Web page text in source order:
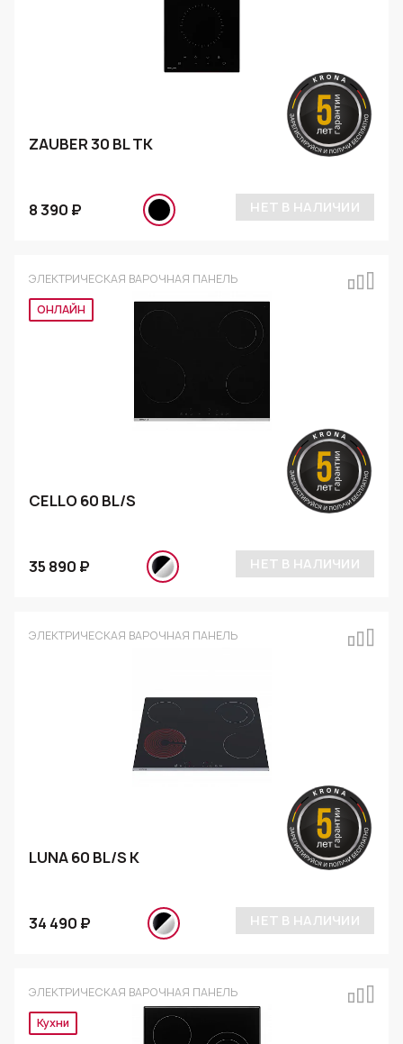
ZAUBER 30 BL TK
8 390 ₽ НЕТ В НАЛИЧИИ
ЭЛЕКТРИЧЕСКАЯ ВАРОЧНАЯ ПАНЕЛЬ
Эксклюзив
CELLO 60 BL/S
35 890 ₽ НЕТ В НАЛИЧИИ
ЭЛЕКТРИЧЕСКАЯ ВАРОЧНАЯ ПАНЕЛЬ
LUNA 60 BL/S K
34 490 ₽ НЕТ В НАЛИЧИИ
ЭЛЕКТРИЧЕСКАЯ ВАРОЧНАЯ ПАНЕЛЬ
Эксклюзив